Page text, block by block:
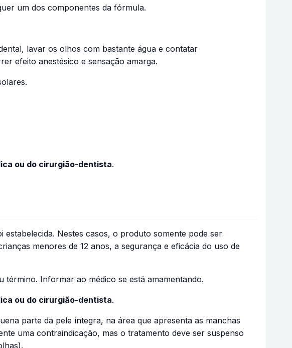
um dos componentes da fórmula.
lavar os olhos com bastante água e contatar
efeito anestésico e sensação amarga.
ou do cirurgião-dentista.
Nestes casos, o produto somente pode ser
menores de 12 anos, a segurança e eficácia do uso de
Informar ao médico se está amamentando.
ou do cirurgião-dentista.
parte da pele íntegra, na área que apresenta as manchas
uma contraindicação, mas o tratamento deve ser suspenso